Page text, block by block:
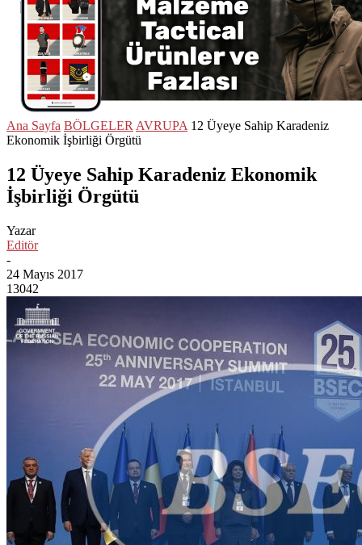
Ana Sayfa BÖLGELER AVRUPA 12 Üyeye Sahip Karadeniz
Ekonomik İşbirliği Örgütü
12 Üyeye Sahip Karadeniz Ekonomik
İşbirliği Örgütü
Yazar
Editör
-
24 Mayıs 2017
13042